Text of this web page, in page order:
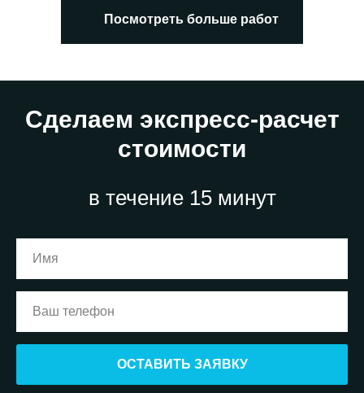
Посмотреть больше работ
Сделаем экспресс-расчет
стоимости
в течение 15 минут
ОСТАВИТЬ ЗАЯВКУ